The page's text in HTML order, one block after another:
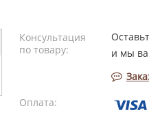
Консультация
по товару:
и мы
Оплата: